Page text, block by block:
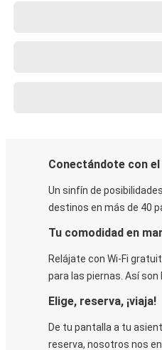
Conectándote con el
Un sinfín de
destinos en más de 40
Tu comodidad en
Relájate con Wi-Fi
para las piernas. Así
Elige, reserva, ¡viaja!
De tu pantalla a tu
reserva, nosotros nos